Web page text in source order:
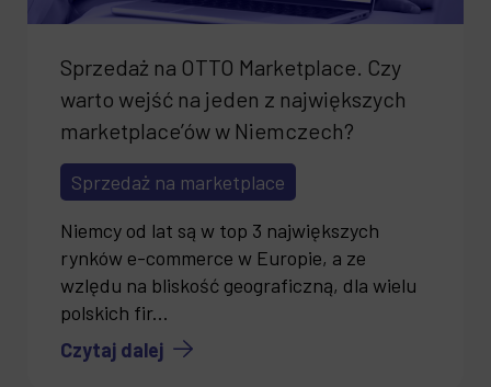
Sprzedaż na OTTO Marketplace. Czy
warto wejść na jeden z największych
marketplace’ów w Niemczech?
Sprzedaż na marketplace
Niemcy od lat są w top 3 największych
rynków e-commerce w Europie, a ze
wzlędu na bliskość geograficzną, dla wielu
polskich fir...
Czytaj dalej